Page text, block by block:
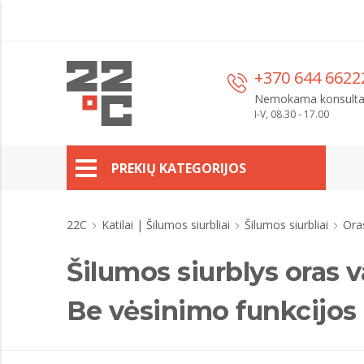
+370 644
Nemokama
I-V, 08.30 - 17.00
PREKIŲ KATEGORIJOS
22C Katilai | Šilumos siurbliai Šilumos siurbliai
Šilumos siurblys oras
Be vėsinimo funkcijos